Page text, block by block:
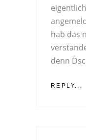
hab das
denn
REPLY...